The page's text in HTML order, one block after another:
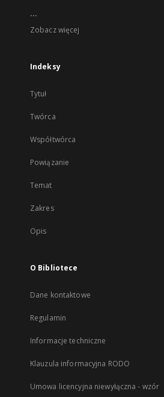
...
Zobacz więcej
Indeksy
Tytuł
Twórca
Współtwórca
Powiązanie
Temat
Zakres
Opis
O Bibliotece
Dane kontaktowe
Regulamin
Informacje techniczne
Klauzula informacyjna RODO
Umowa licencyjna niewyłączna - wzór